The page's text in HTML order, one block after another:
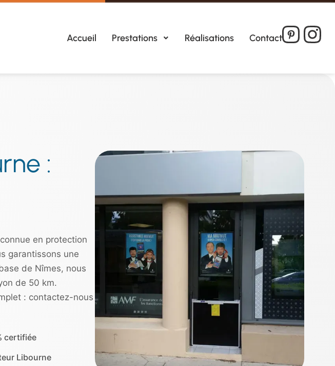
Accueil Prestations Réalisations Contact
:
en protection
garantissons une
de Nîmes, nous
de 50 km.
: contactez-nous
certifiée
Libourne